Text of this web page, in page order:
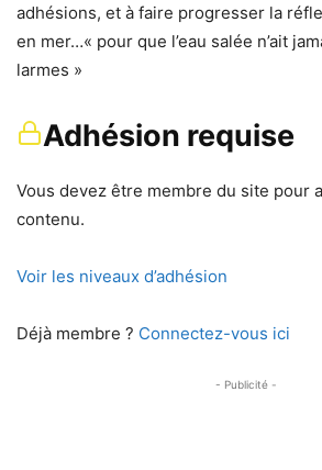
adhésions, et à faire progresser la
en mer…« pour que l’eau salée n’ait
larmes »
Adhésion requise
Vous devez être membre du site pour
contenu.
Voir les niveaux d’adhésion
Déjà membre ? Connectez-vous ici
- Publicité -